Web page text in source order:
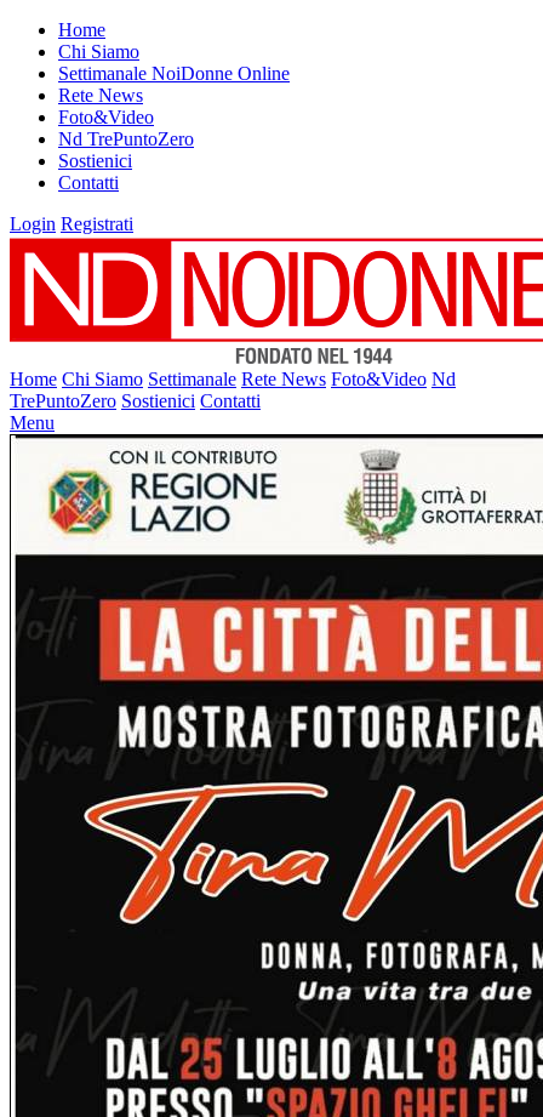
Home
Chi Siamo
Settimanale NoiDonne Online
Rete News
Foto&Video
Nd TrePuntoZero
Sostienici
Contatti
Login Registrati
Home Chi Siamo Settimanale Rete News Foto&Video Nd
TrePuntoZero Sostienici Contatti
Menu